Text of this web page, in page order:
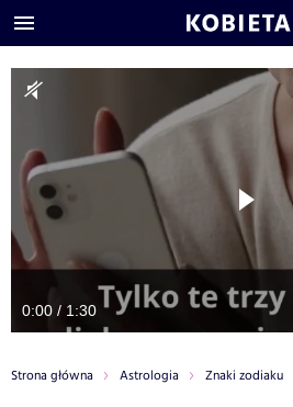
0:00 / 1:30
Strona główna Astrologia Znaki zodiaku